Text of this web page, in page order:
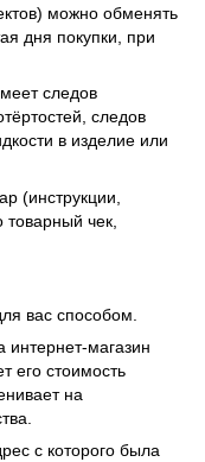
можно обменять
дня покупки, при
следов
следов
в изделие или
(инструкции,
чек,
вас способом.
интернет-магазин
его стоимость
на
с которого была